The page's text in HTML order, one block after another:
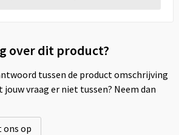
over dit product?
tussen de product omschrijving
vraag er niet tussen? Neem dan
ons op